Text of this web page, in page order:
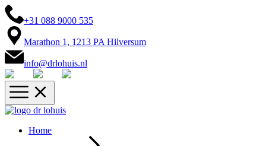
+31 088 9000 535
Marathon 1, 1213 PA Hilversum
info@drlohuis.nl
Home